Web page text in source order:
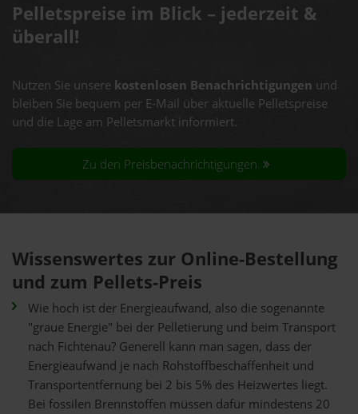
Pelletspreise im Blick – jederzeit &
überall!
Nutzen Sie unsere kostenlosen Benachrichtigungen und
bleiben Sie bequem per E-Mail über aktuelle Pelletspreise
und die Lage am Pelletsmarkt informiert.
Zu den Preisbenachrichtigungen
Wissenswertes zur Online-Bestellung
und zum Pellets-Preis
Wie hoch ist der Energieaufwand, also die sogenannte
"graue Energie" bei der Pelletierung und beim Transport
nach Fichtenau? Generell kann man sagen, dass der
Energieaufwand je nach Rohstoffbeschaffenheit und
Transportentfernung bei 2 bis 5% des Heizwertes liegt.
Bei fossilen Brennstoffen müssen dafür mindestens 20